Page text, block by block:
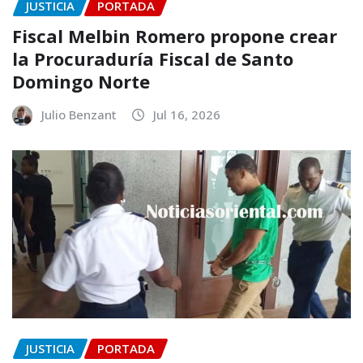
JUSTICIA PORTADA
Fiscal Melbin Romero propone crear
la Procuraduría Fiscal de Santo
Domingo Norte
Julio Benzant Jul 16, 2026
JUSTICIA PORTADA